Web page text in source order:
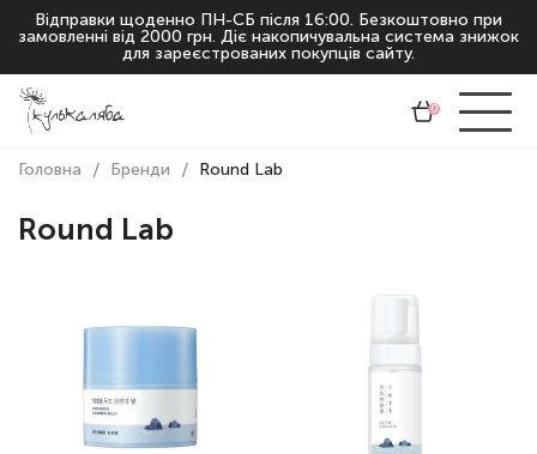
Відправки щоденно ПН-СБ після 16:00. Безкоштовно при
замовленні від 2000 грн. Діє накопичувальна система знижок
для зареєстрованих покупців сайту.
0
Головна Бренди Round Lab
Round Lab